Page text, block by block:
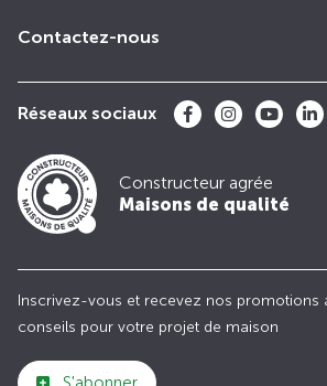
Contactez-nous
Réseaux sociaux
Constructeur agrée
Maisons de qualité
Inscrivez-vous et recevez nos promotions
conseils pour votre projet de maison